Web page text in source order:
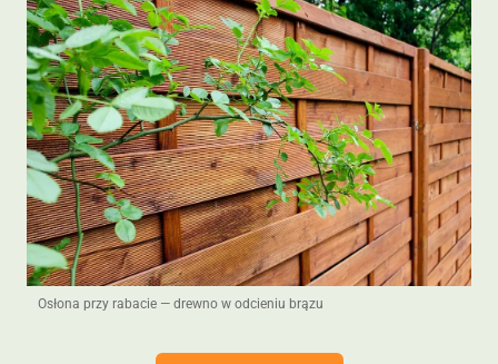
Osłona przy rabacie — drewno w odcieniu brązu